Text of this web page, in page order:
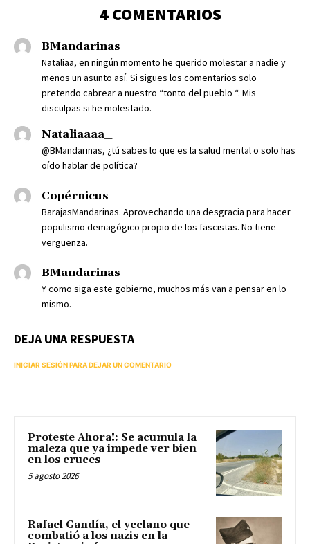
4 COMENTARIOS
BMandarinas
Nataliaa, en ningún momento he querido molestar a nadie y
menos un asunto así. Si sigues los comentarios solo
pretendo cabrear a nuestro “tonto del pueblo “. Mis
disculpas si he molestado.
Nataliaaaa_
@BMandarinas, ¿tú sabes lo que es la salud mental o solo has
oído hablar de política?
Copérnicus
BarajasMandarinas. Aprovechando una desgracia para hacer
populismo demagógico propio de los fascistas. No tiene
vergüenza.
BMandarinas
Y como siga este gobierno, muchos más van a pensar en lo
mismo.
DEJA UNA RESPUESTA
INICIAR SESIÓN PARA DEJAR UN COMENTARIO
Proteste Ahora!: Se acumula la
maleza que ya impede ver bien
en los cruces
5 agosto 2026
Rafael Gandía, el yeclano que
combatió a los nazis en la